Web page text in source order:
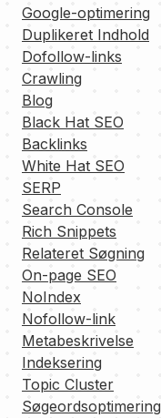
Google-optimering
Duplikeret Indhold
Dofollow-links
Crawling
Blog
Black Hat SEO
Backlinks
White Hat SEO
SERP
Search Console
Rich Snippets
Relateret Søgning
On-page SEO
NoIndex
Nofollow-link
Metabeskrivelse
Indeksering
Topic Cluster
Søgeordsoptimering